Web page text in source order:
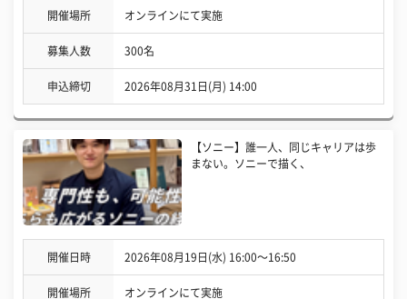
開催場所 オンラインにて実施
募集人数 300名
申込締切 2026年08月31日(月) 14:00
【ソニー】誰一人、同じキャリアは歩
まない。ソニーで描く、
開催日時 2026年08月19日(水) 16:00〜16:50
開催場所 オンラインにて実施